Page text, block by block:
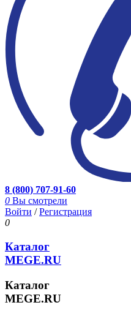
8 (800) 707-91-60
0 Вы смотрели
Войти /Регистрация
0
Каталог
MEGE.RU
Каталог
MEGE.RU